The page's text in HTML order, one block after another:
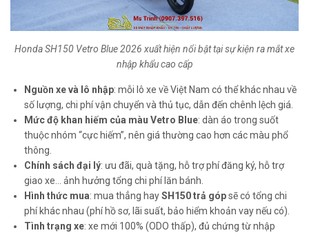
Honda SH150 Vetro Blue 2026 xuất hiện nổi bật tại sự kiện ra mắt xe
nhập khẩu cao cấp
Nguồn xe và lô nhập: mỗi lô xe về Việt Nam có thể khác nhau về
số lượng, chi phí vận chuyển và thủ tục, dẫn đến chênh lệch giá.
Mức độ khan hiếm của màu Vetro Blue: dàn áo trong suốt
thuộc nhóm “cực hiếm”, nên giá thường cao hơn các màu phổ
thông.
Chính sách đại lý: ưu đãi, quà tặng, hỗ trợ phí đăng ký, hỗ trợ
giao xe… ảnh hưởng tổng chi phí lăn bánh.
Hình thức mua: mua thẳng haySH150 trả gópsẽ có tổng chi
phí khác nhau (phí hồ sơ, lãi suất, bảo hiểm khoản vay nếu có).
Tình trạng xe: xe mới 100% (ODO thấp), đủ chứng từ nhập